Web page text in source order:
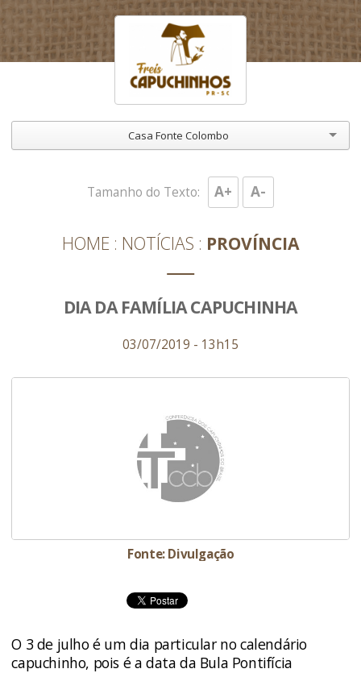
Casa Fonte Colombo
HOME NOTÍCIAS PROVÍNCIA
Tamanho do Texto: A+ A-
DIA DA FAMÍLIA CAPUCHINHA
03/07/2019 - 13h15
Fonte: Divulgação
O 3 de julho é um dia particular no calendário
capuchinho, pois é a data da Bula Pontifícia